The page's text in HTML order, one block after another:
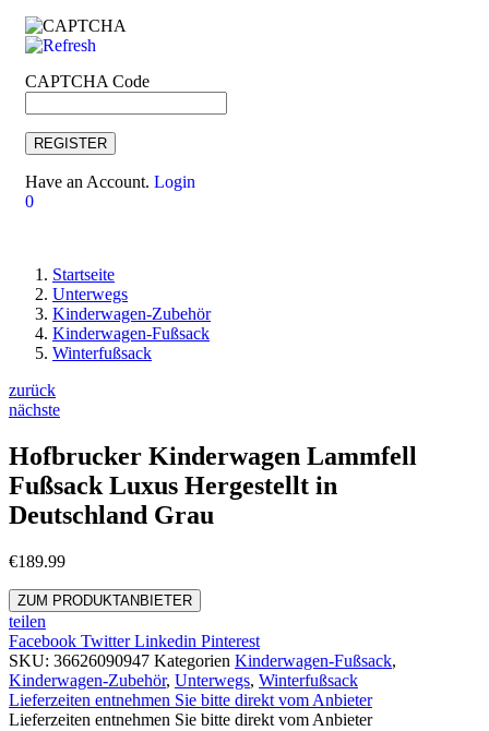
CAPTCHA Code
REGISTER
Have an Account. Login
0
Startseite
Unterwegs
Kinderwagen-Zubehör
Kinderwagen-Fußsack
Winterfußsack
zurück
nächste
Hofbrucker Kinderwagen Lammfell
Fußsack Luxus Hergestellt in
Deutschland Grau
€189.99
ZUM PRODUKTANBIETER
teilen
Facebook TwitterLinkedin Pinterest
SKU: 36626090947 Kategorien Kinderwagen-Fußsack,
Kinderwagen-Zubehör, Unterwegs, Winterfußsack
Lieferzeiten entnehmen Sie bitte direkt vom Anbieter
Lieferzeiten entnehmen Sie bitte direkt vom Anbieter